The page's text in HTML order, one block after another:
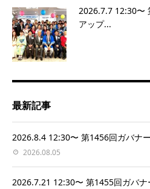
2026.7.7 12:30〜
アップ...
最新記事
2026.8.4 12:30〜 第1456回ガバナ
2026.08.05
2026.7.21 12:30〜 第1455回ガバ